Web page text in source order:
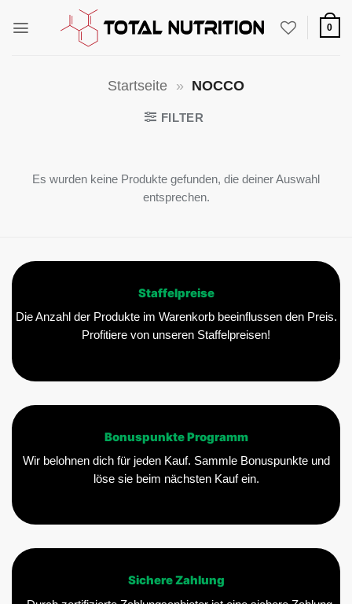
Inhalt
0
Startseite » NOCCO
FILTER
Es wurden keine Produkte gefunden, die deiner Auswahl
entsprechen.
Staffelpreise
Die Anzahl der Produkte im Warenkorb beeinflussen den Preis.
Profitiere von unseren Staffelpreisen!
Bonuspunkte Programm
Wir belohnen dich für jeden Kauf. Sammle Bonuspunkte und
löse sie beim nächsten Kauf ein.
Sichere Zahlung